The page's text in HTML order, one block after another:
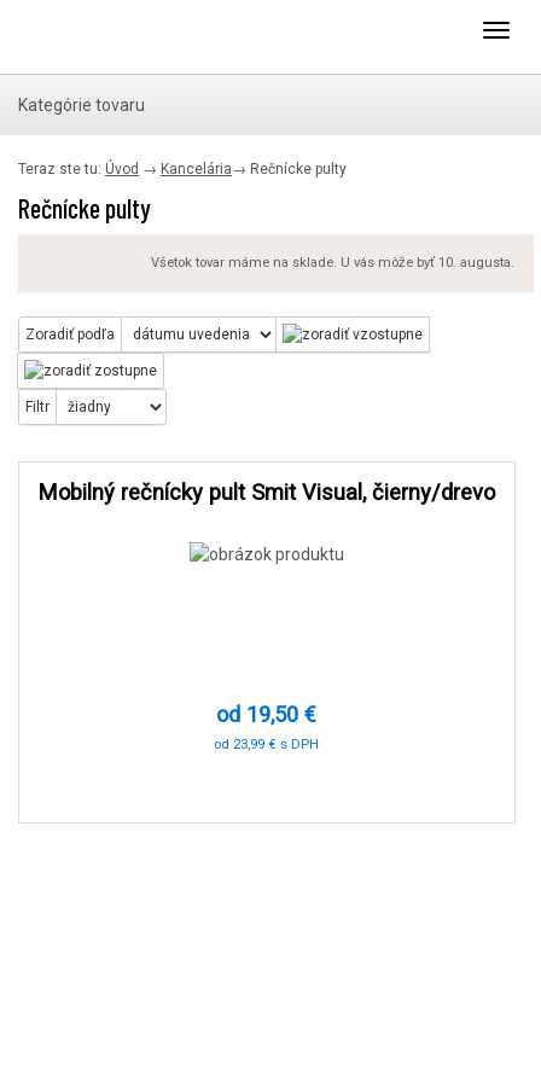
Kategórie tovaru
Teraz ste tu: Úvod → Kancelária→ Rečnícke pulty
Rečnícke pulty
Všetok tovar máme na sklade. U vás môže byť 10. augusta.
Zoradiť podľa
Filtr
Mobilný rečnícky pult Smit Visual, čierny/drevo
od 19,50 €
od 23,99 € s DPH